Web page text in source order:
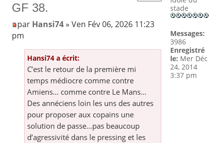
GF 38.
par Hansi74» Ven Fév 06, 2026 11:23
pm
Hansi74 a écrit:
C’est le retour de la première mi
temps médiocre comme contre
Amiens… comme contre Le Mans…
Des annéciens loin les uns des autres
pour proposer aux copains une
solution de passe…pas beaucoup
d’agressivité dans le pressing et les
stade
Messages:
3986
Enregistré
le: Mer Déc
24, 2014
3:37 pm